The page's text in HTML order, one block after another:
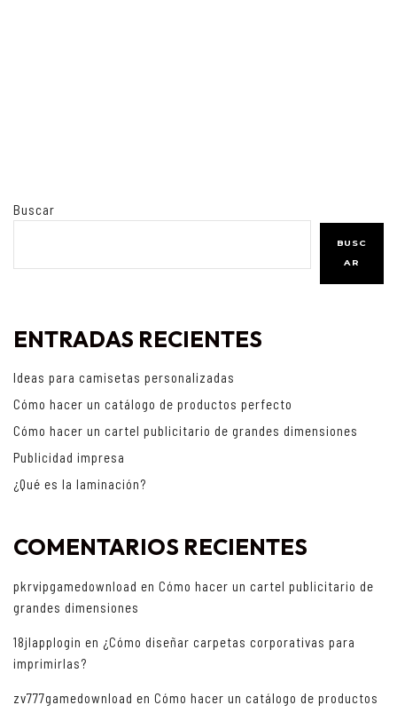
Buscar
BUSC
AR
ENTRADAS RECIENTES
Ideas para camisetas personalizadas
Cómo hacer un catálogo de productos perfecto
Cómo hacer un cartel publicitario de grandes dimensiones
Publicidad impresa
¿Qué es la laminación?
COMENTARIOS RECIENTES
pkrvipgamedownload en Cómo hacer un cartel publicitario de
grandes dimensiones
18jlapplogin en ¿Cómo diseñar carpetas corporativas para
imprimirlas?
zv777gamedownload en Cómo hacer un catálogo de productos